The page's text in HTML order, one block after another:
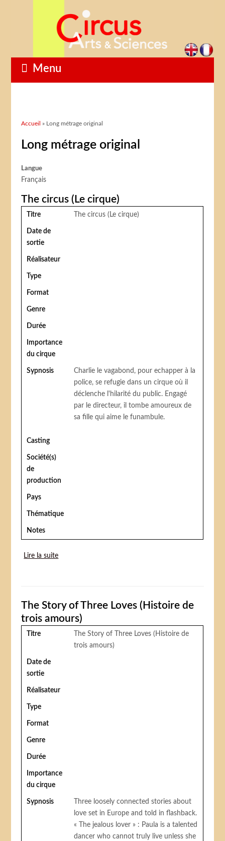
Menu
Vous êtes ici
Accueil » Long métrage original
Long métrage original
Langue
Français
The circus (Le cirque)
Titre The circus (Le cirque)
Date de
sortie
Réalisateur
Type
Format
Genre
Durée
Importance
du cirque
Sypnosis
Charlie le vagabond, pour echapper à la
police, se refugie dans un cirque où il
déclenche l'hilarité du public. Engagé
par le directeur, il tombe amoureux de
sa fille qui aime le funambule.
Casting
Société(s)
de
production
Pays
Thématique
Notes
Lire la suite
The Story of Three Loves (Histoire de
trois amours)
Titre
The Story of Three Loves (Histoire de
trois amours)
Date de
sortie
Réalisateur
Type
Format
Genre
Durée
Importance
du cirque
Sypnosis
Three loosely connected stories about
love set in Europe and told in flashback.
« The jealous lover » : Paula is a talented
dancer who cannot truly live unless she